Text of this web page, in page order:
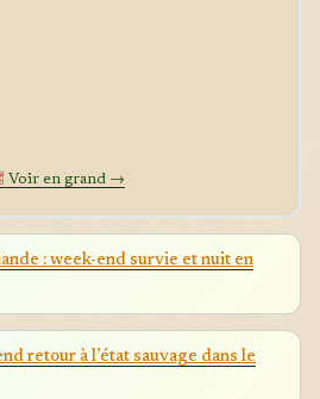
Voir en grand →
: week-end survie et nuit en
retour à l’état sauvage dans le